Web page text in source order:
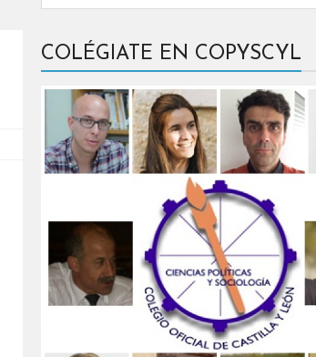
COLÉGIATE EN COPYSCYL